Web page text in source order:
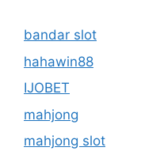
bandar slot
hahawin88
IJOBET
mahjong
mahjong slot